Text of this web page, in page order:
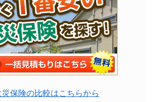
災保険の比較はこちらから